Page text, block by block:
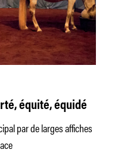
équité, équidé
par de larges affiches